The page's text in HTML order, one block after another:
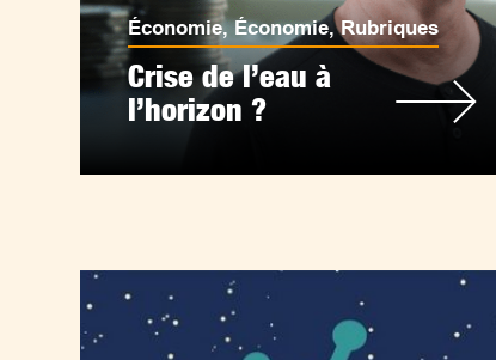
Économie,Économie,Rubriques
Crise de l’eau à
l’horizon ?